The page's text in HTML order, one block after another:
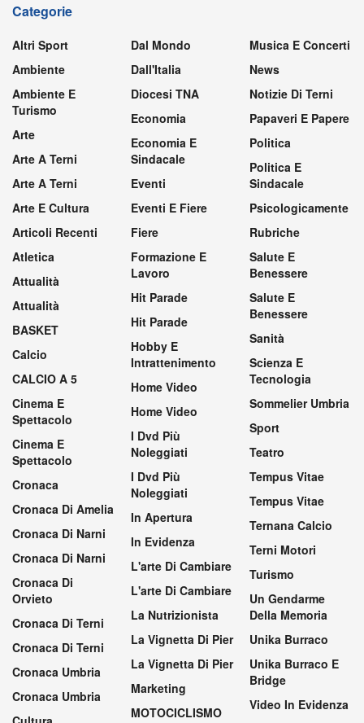
Categorie
Altri Sport
Ambiente
Ambiente E
Turismo
Arte
Arte A Terni
Arte A Terni
Arte E Cultura
Articoli Recenti
Atletica
Attualità
Attualità
BASKET
Calcio
CALCIO A 5
Cinema E
Spettacolo
Cinema E
Spettacolo
Cronaca
Cronaca Di Amelia
Cronaca Di Narni
Cronaca Di Narni
Cronaca Di
Orvieto
Cronaca Di Terni
Cronaca Di Terni
Cronaca Umbria
Cronaca Umbria
Dal Mondo
Dall'Italia
Diocesi TNA
Economia
Economia E
Sindacale
Eventi
Eventi E Fiere
Fiere
Formazione E
Lavoro
Hit Parade
Hit Parade
Hobby E
Intrattenimento
Home Video
Home Video
I Dvd Più
Noleggiati
I Dvd Più
Noleggiati
In Apertura
In Evidenza
L'arte Di Cambiare
L'arte Di Cambiare
La Nutrizionista
La Vignetta Di Pier
La Vignetta Di Pier
Marketing
MOTOCICLISMO
Musica E Concerti
News
Notizie Di Terni
Papaveri E Papere
Politica
Politica E
Sindacale
Psicologicamente
Rubriche
Salute E
Benessere
Salute E
Benessere
Sanità
Scienza E
Tecnologia
Sommelier Umbria
Sport
Teatro
Tempus Vitae
Tempus Vitae
Ternana Calcio
Terni Motori
Turismo
Un Gendarme
Della Memoria
Unika Burraco
Unika Burraco E
Bridge
Video In Evidenza